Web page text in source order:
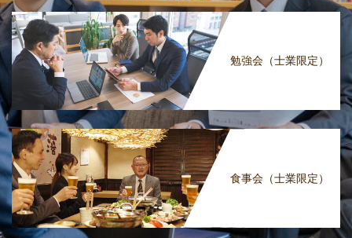
勉強会（士業限定）
食事会（士業限定）